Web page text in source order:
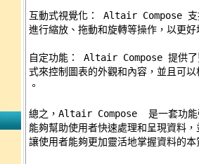
互動式視覺化： Altair Compose 支
進行縮放、拖動和旋轉等操作，以更
自定功能： Altair Compose 提供了
式來控制圖表的外觀和內容，並且可
。
總之，Altair Compose  是一套功能
能夠幫助使用者快速處理和呈現資料
讓使用者能夠更加靈活地掌握資料的